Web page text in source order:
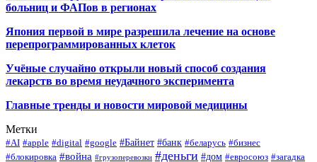
больниц и ФАПов в регионах
Япония первой в мире разрешила лечение на основе
перепрограммированных клеток
Учёные случайно открыли новый способ создания
лекарств во время неудачного эксперимента
Главные тренды и новости мировой медицины
Метки
#AI #apple #digital #google #Байнет #банк #беларусь #бизнес
#блокировка #война #грузоперевозки #деньги #дом #евросоюз #загадка